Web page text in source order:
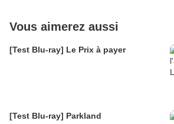
Vous aimerez aussi
[Test Blu-ray] Le Prix à payer
[Test Blu-ray] Parkland